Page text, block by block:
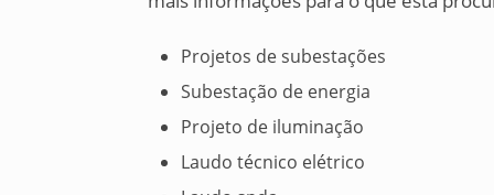
Projetos de subestações
Subestação de energia
Projeto de iluminação
Laudo técnico elétrico